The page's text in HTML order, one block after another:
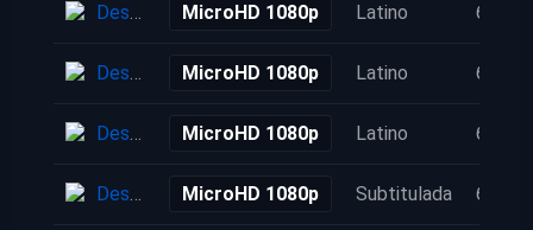
Descarga MicroHD 1080p Latino 6 años
Descarga MicroHD 1080p Latino 6 años
Descarga MicroHD 1080p Latino 6 años
Descarga MicroHD 1080p Subtitulada 6 años